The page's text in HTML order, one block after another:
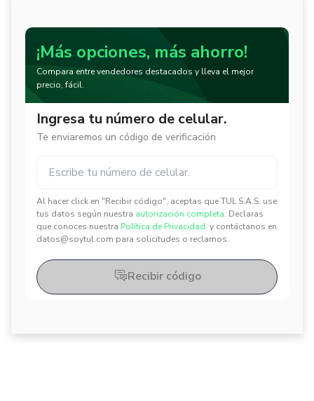
¡Más opciones, más ahorro!
Compara entre vendedores destacados y lleva el mejor
precio, fácil.
Ingresa tu número de celular.
Te enviaremos un código de verificación
Al hacer click en "Recibir código", aceptas que TUL S.A.S. use
tus datos según nuestra autorización completa. Declaras
que conoces nuestra Política de Privacidad. y contáctanos en
datos@soytul.com para solicitudes o reclamos.
✕
✕
Recibir código